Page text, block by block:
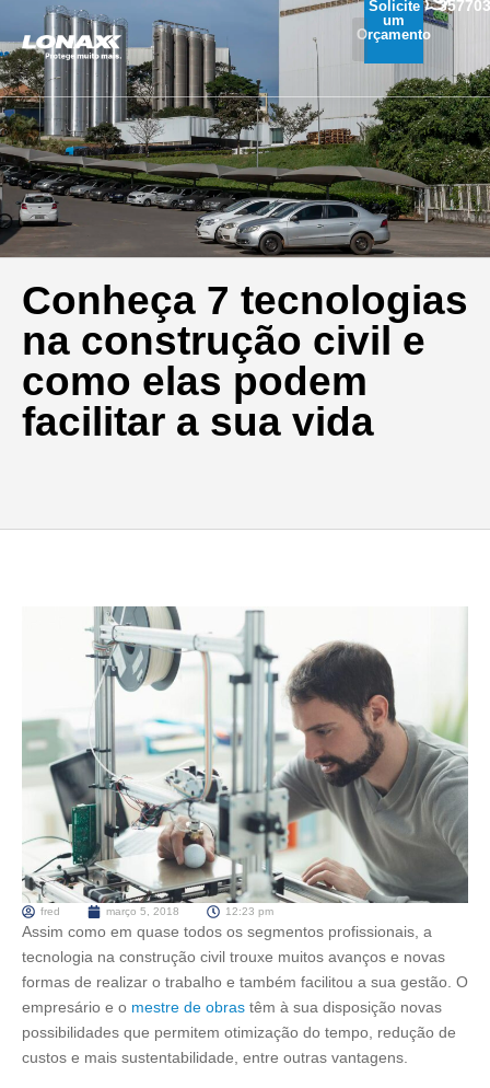
Solicite
um
Orçamento
Conheça 7 tecnologias
na construção civil e
como elas podem
facilitar a sua vida
fred março 5, 2018 12:23 pm
Assim como em quase todos os segmentos profissionais, a
tecnologia na construção civil trouxe muitos avanços e novas
formas de realizar o trabalho e também facilitou a sua gestão. O
empresário e o mestre de obras têm à sua disposição novas
possibilidades que permitem otimização do tempo, redução de
custos e mais sustentabilidade, entre outras vantagens.